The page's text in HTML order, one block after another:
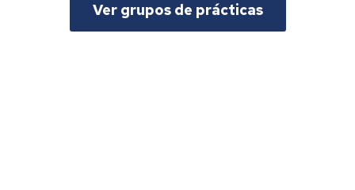
Ver grupos de prácticas